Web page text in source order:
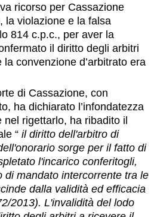
ricorso per Cassazione
la violazione e la falsa
814 c.p.c., per aver la
il diritto degli arbitri
convenzione d’arbitrato era
di Cassazione, con
ha dichiarato l’infondatezza
rigettarlo, ha ribadito il
“ il diritto dell'arbitro di
sorge per il fatto di
l'incarico conferitogli,
di mandato intercorrente tra le
dalla validità ed efficacia
2013). L'invalidità del lodo